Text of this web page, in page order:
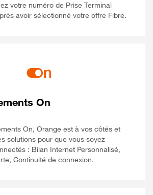
votre numéro de Prise Terminal
avoir sélectionné votre offre Fibre.
On
On, Orange est à vos côtés et
solutions pour que vous soyez
: Bilan Internet Personnalisé,
Continuité de connexion.